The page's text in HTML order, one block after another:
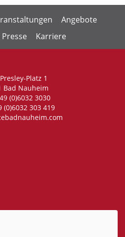
Angebote
Karriere
Platz 1
Bad Nauheim
(0)6032 3030
(0)6032 303 419